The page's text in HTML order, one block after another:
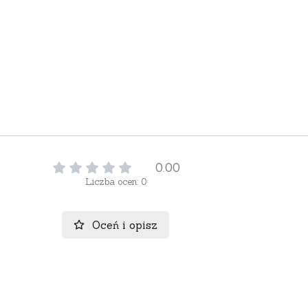
0.00
Liczba ocen: 0
Oceń i opisz